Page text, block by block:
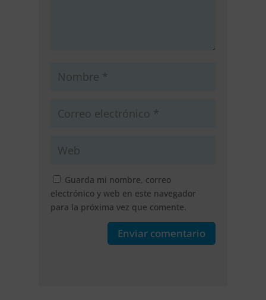
Guarda mi nombre, correo
electrónico y web en este navegador
para la próxima vez que comente.
Enviar comentario